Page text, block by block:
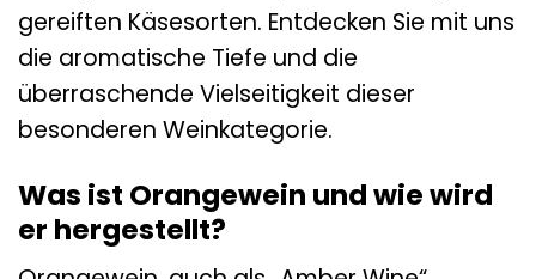
gereiften Käsesorten. Entdecken Sie mit uns
die aromatische Tiefe und die
überraschende Vielseitigkeit dieser
besonderen Weinkategorie.
Was ist Orangewein und wie wird
er hergestellt?